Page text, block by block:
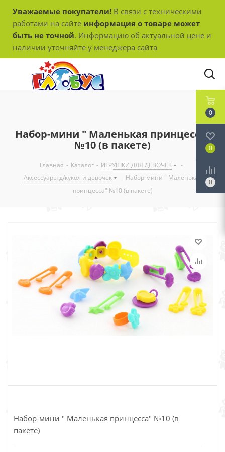
Уважаемые покупатели! В связи с техническими
работами на сайте информация о товаре может
быть не точной. Информацию об актуальной цене и
наличии уточняйте у менеджера сайта
Набор-мини " Маленькая принцесса"
№10 (в пакете)
Главная - Каталог - ИГРУШКИ ДЛЯ ДЕВОЧЕК
-
Аксессуары д/кукол и девочек
- Набор-мини " Маленькая
принцесса" №10 (в пакете)
Набор-мини " Маленькая принцесса" №10 (в
пакете)
0
0
0